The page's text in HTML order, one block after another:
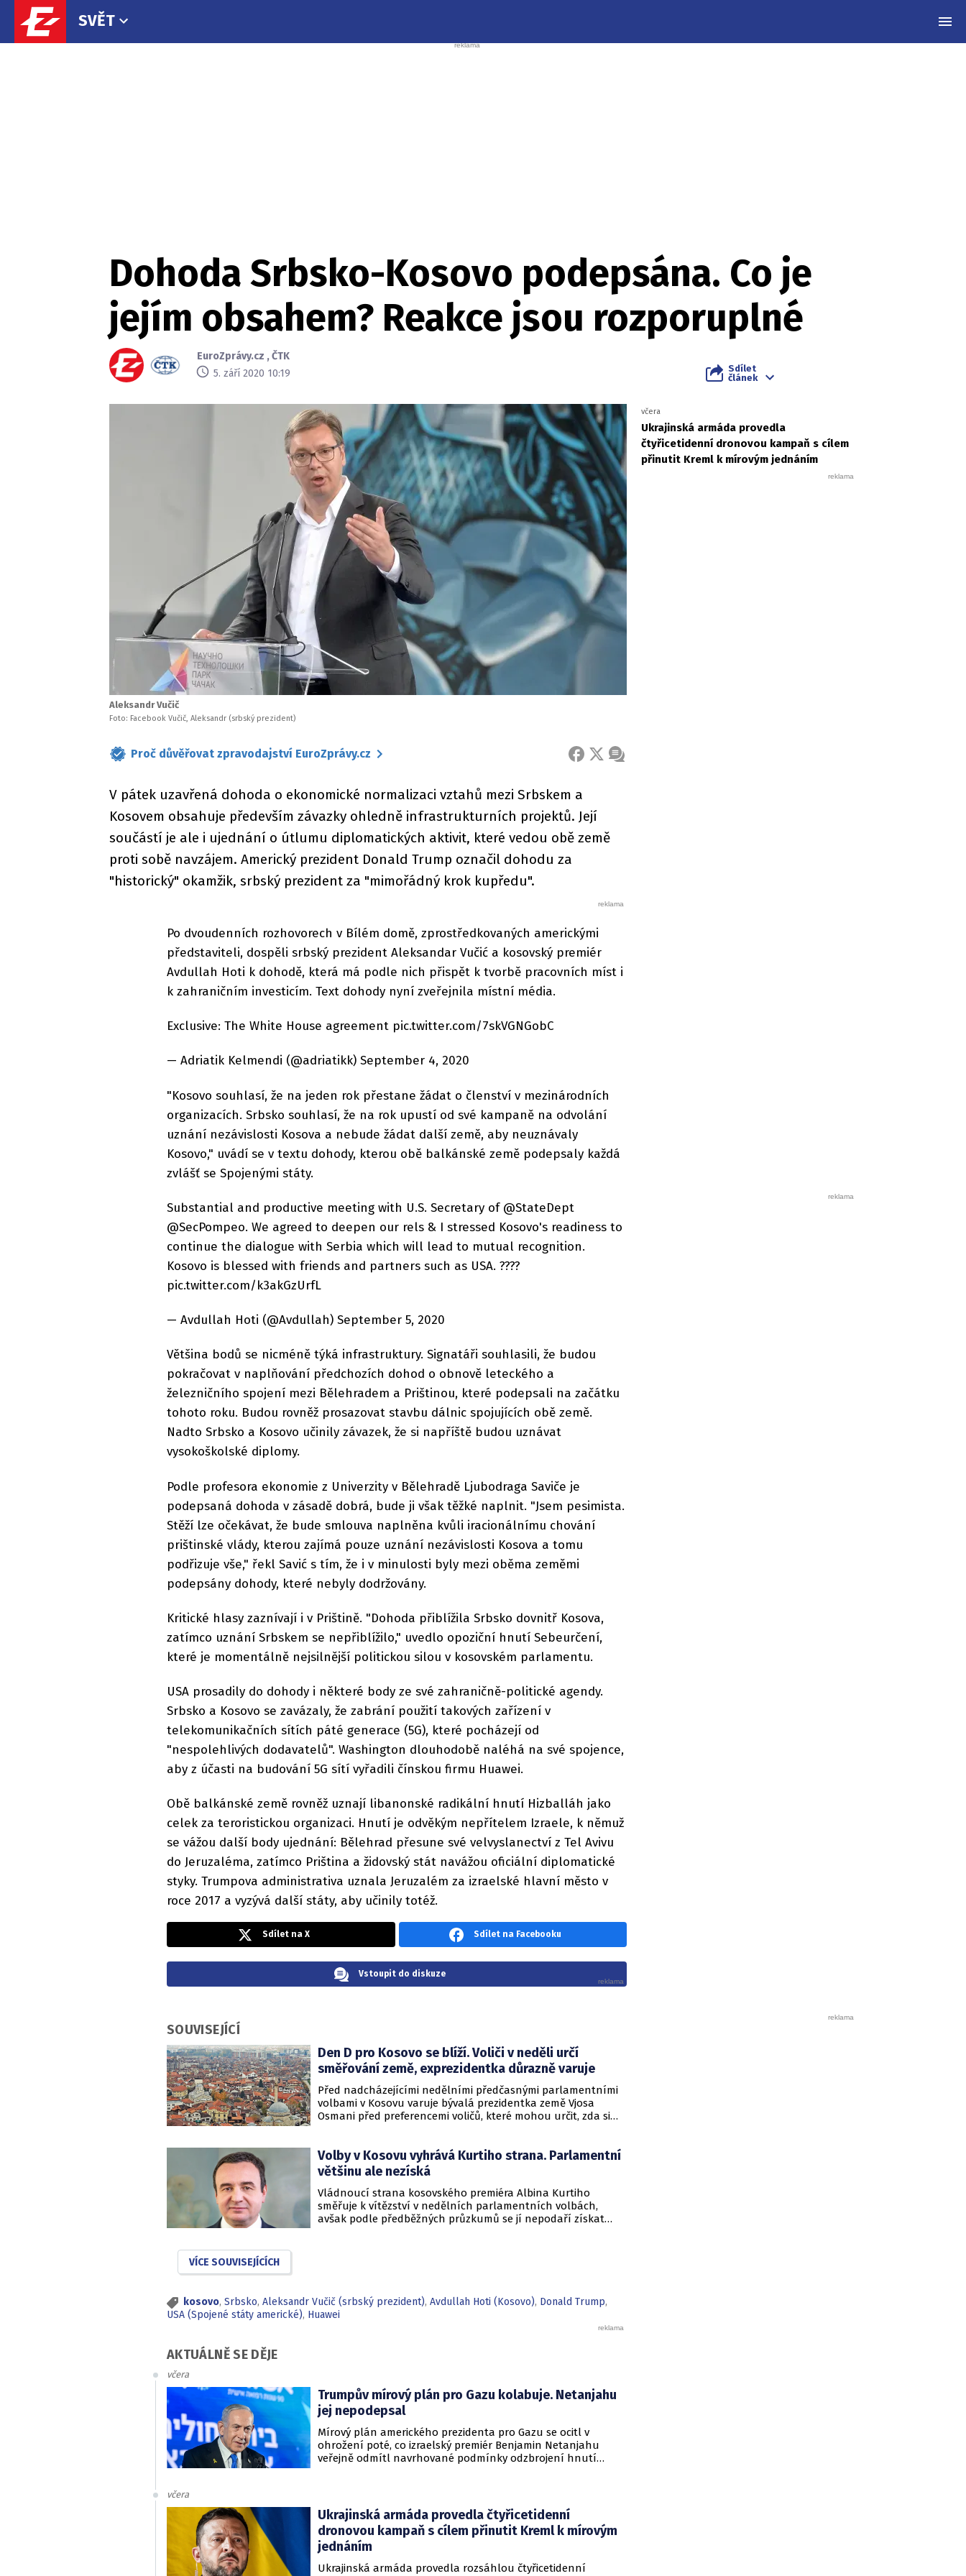
SVĚT
Dohoda Srbsko-Kosovo podepsána. Co je
jejím obsahem? Reakce jsou rozporuplné
EuroZprávy.cz ,ČTK
5. září 2020 10:19
Sdílet
článek
Aleksandr Vučič
Foto: Facebook Vučič, Aleksandr (srbský prezident)
Proč důvěřovat zpravodajství EuroZprávy.cz FACEBOOK
X ZPRÁVA
V pátek uzavřená dohoda o ekonomické normalizaci vztahů mezi Srbskem a
Kosovem obsahuje především závazky ohledně infrastrukturních projektů. Její
součástí je ale i ujednání o útlumu diplomatických aktivit, které vedou obě země
proti sobě navzájem. Americký prezident Donald Trump označil dohodu za
"historický" okamžik, srbský prezident za "mimořádný krok kupředu".
Po dvoudenních rozhovorech v Bílém domě, zprostředkovaných americkými
představiteli, dospěli srbský prezident Aleksandar Vučić a kosovský premiér
Avdullah Hoti k dohodě, která má podle nich přispět k tvorbě pracovních míst i
k zahraničním investicím. Text dohody nyní zveřejnila místní média.
Exclusive: The White House agreement pic.twitter.com/7skVGNGobC
— Adriatik Kelmendi (@adriatikk) September 4, 2020
"Kosovo souhlasí, že na jeden rok přestane žádat o členství v mezinárodních
organizacích. Srbsko souhlasí, že na rok upustí od své kampaně na odvolání
uznání nezávislosti Kosova a nebude žádat další země, aby neuznávaly
Kosovo," uvádí se v textu dohody, kterou obě balkánské země podepsaly každá
zvlášť se Spojenými státy.
Substantial and productive meeting with U.S. Secretary of @StateDept
@SecPompeo. We agreed to deepen our rels & I stressed Kosovo's readiness to
continue the dialogue with Serbia which will lead to mutual recognition.
Kosovo is blessed with friends and partners such as USA. ????
pic.twitter.com/k3akGzUrfL
— Avdullah Hoti (@Avdullah) September 5, 2020
Většina bodů se nicméně týká infrastruktury. Signatáři souhlasili, že budou
pokračovat v naplňování předchozích dohod o obnově leteckého a
železničního spojení mezi Bělehradem a Prištinou, které podepsali na začátku
tohoto roku. Budou rovněž prosazovat stavbu dálnic spojujících obě země.
Nadto Srbsko a Kosovo učinily závazek, že si napříště budou uznávat
vysokoškolské diplomy.
Podle profesora ekonomie z Univerzity v Bělehradě Ljubodraga Saviče je
podepsaná dohoda v zásadě dobrá, bude ji však těžké naplnit. "Jsem pesimista.
Stěží lze očekávat, že bude smlouva naplněna kvůli iracionálnímu chování
prištinské vlády, kterou zajímá pouze uznání nezávislosti Kosova a tomu
podřizuje vše," řekl Savić s tím, že i v minulosti byly mezi oběma zeměmi
podepsány dohody, které nebyly dodržovány.
Kritické hlasy zaznívají i v Prištině. "Dohoda přiblížila Srbsko dovnitř Kosova,
zatímco uznání Srbskem se nepřiblížilo," uvedlo opoziční hnutí Sebeurčení,
které je momentálně nejsilnější politickou silou v kosovském parlamentu.
USA prosadily do dohody i některé body ze své zahraničně-politické agendy.
Srbsko a Kosovo se zavázaly, že zabrání použití takových zařízení v
telekomunikačních sítích páté generace (5G), které pocházejí od
"nespolehlivých dodavatelů". Washington dlouhodobě naléhá na své spojence,
aby z účasti na budování 5G sítí vyřadili čínskou firmu Huawei.
Obě balkánské země rovněž uznají libanonské radikální hnutí Hizballáh jako
celek za teroristickou organizaci. Hnutí je odvěkým nepřítelem Izraele, k němuž
se vážou další body ujednání: Bělehrad přesune své velvyslanectví z Tel Avivu
do Jeruzaléma, zatímco Priština a židovský stát navážou oficiální diplomatické
styky. Trumpova administrativa uznala Jeruzalém za izraelské hlavní město v
roce 2017 a vyzývá další státy, aby učinily totéž.
včera
Ukrajinská armáda provedla
čtyřicetidenní dronovou kampaň s cílem
přinutit Kreml k mírovým jednáním
Sdílet na X Sdílet na Facebooku
Vstoupit do diskuze
SOUVISEJÍCÍ
Den D pro Kosovo se blíží. Voliči v neděli určí
směřování země, exprezidentka důrazně varuje
Před nadcházejícími nedělními předčasnými parlamentními
volbami v Kosovu varuje bývalá prezidentka země Vjosa
Osmani před preferencemi voličů, které mohou určit, zda si
Volby v Kosovu vyhrává Kurtiho strana. Parlamentní
většinu ale nezíská
Vládnoucí strana kosovského premiéra Albina Kurtiho
směřuje k vítězství v nedělních parlamentních volbách,
avšak podle předběžných průzkumů se jí nepodaří získat
VÍCE SOUVISEJÍCÍCH
kosovo, Srbsko, Aleksandr Vučič (srbský prezident), Avdullah Hoti (Kosovo), Donald Trump,
USA (Spojené státy americké), Huawei
AKTUÁLNĚ SE DĚJE
včera
Trumpův mírový plán pro Gazu kolabuje. Netanjahu
jej nepodepsal
Mírový plán amerického prezidenta pro Gazu se ocitl v
ohrožení poté, co izraelský premiér Benjamin Netanjahu
veřejně odmítl navrhované podmínky odzbrojení hnutí
včera
Ukrajinská armáda provedla čtyřicetidenní
dronovou kampaň s cílem přinutit Kreml k mírovým
jednáním
Ukrajinská armáda provedla rozsáhlou čtyřicetidenní